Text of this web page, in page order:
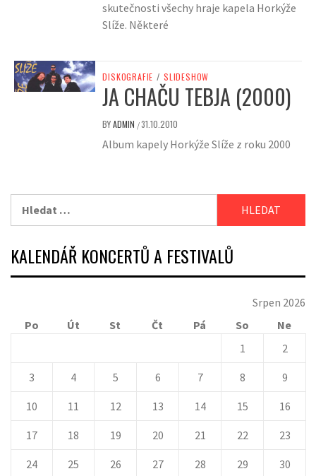
skutečnosti všechy hraje kapela Horkýže
Slíže. Některé
DISKOGRAFIE / SLIDESHOW
JA CHAČU TEBJA (2000)
BYADMIN /31.10.2010
Album kapely Horkýže Slíže z roku 2000
KALENDÁŘ KONCERTŮ A FESTIVALŮ
Srpen 2026
Po
Út St Čt Pá So
Ne
1
2
3 4 5 6 7 8 9
10 11 12 13 14 15 16
17 18 19 20 21 22 23
24 25 26 27 28 29 30